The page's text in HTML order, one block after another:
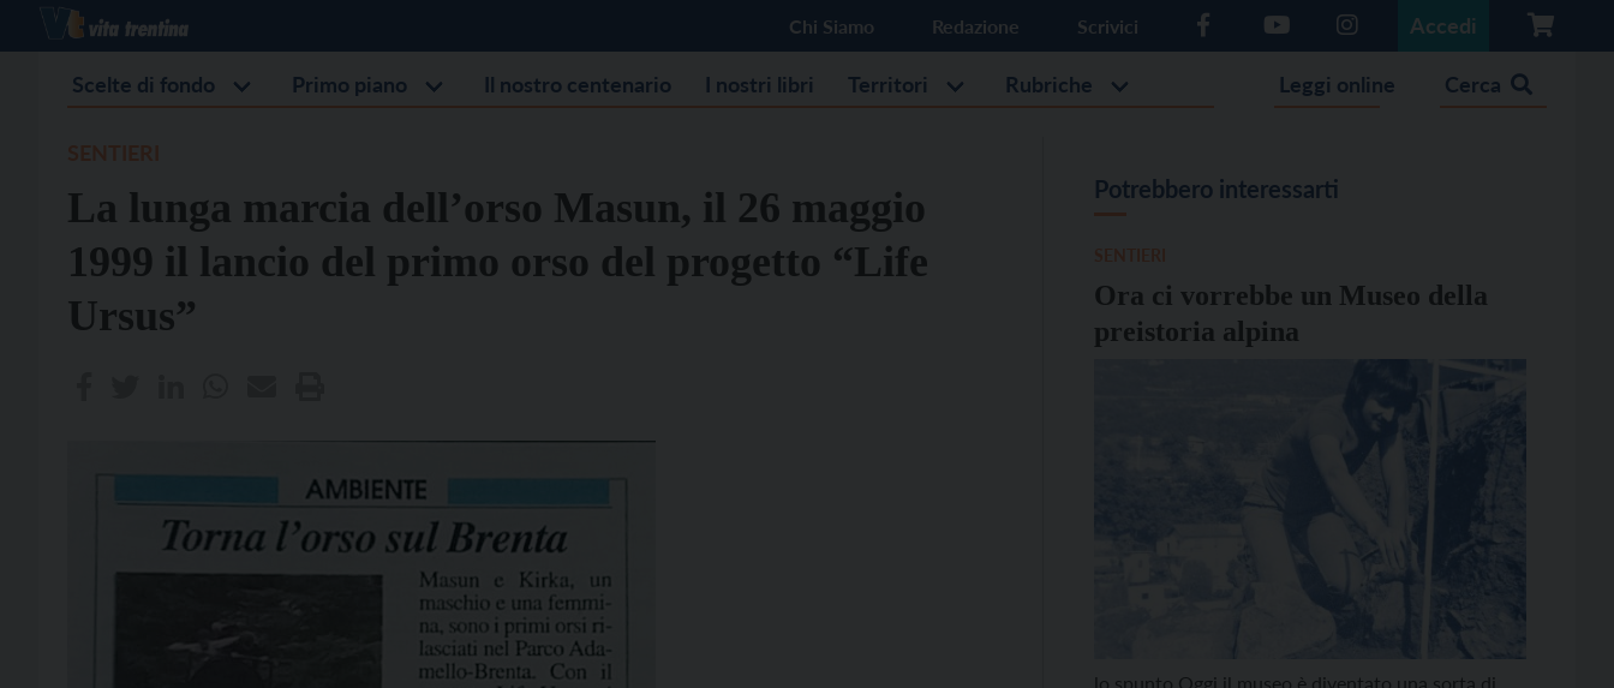
Chi Siamo Redazione Scrivici Accedi
Scelte di fondo Primo piano Il nostro centenario I nostri libri Territori Rubriche Leggi online Cerca
La lunga marcia dell’orso Masun, il 26 maggio
1999 il lancio del primo orso del progetto “Life
Ursus”
Potrebbero interessarti
Ora ci vorrebbe un Museo della
preistoria alpina
lo spunto Oggi il museo è diventato una sorta di